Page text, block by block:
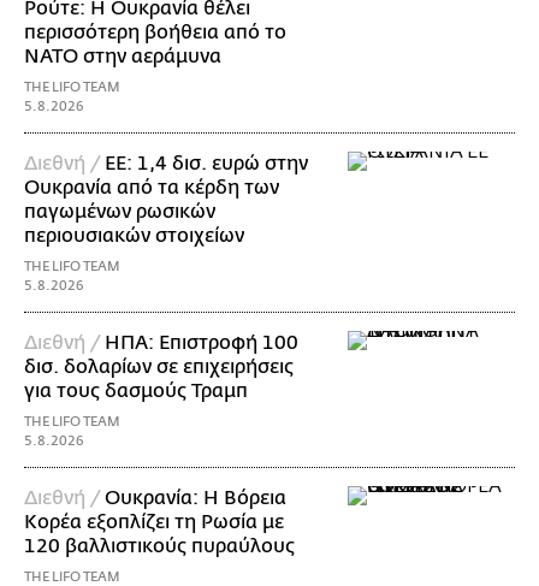
Ρούτε: Η Ουκρανία θέλει
περισσότερη βοήθεια από το
ΝΑΤΟ στην αεράμυνα
THE LIFO TEAM
5.8.2026
Διεθνή / ΕΕ: 1,4 δισ. ευρώ στην
Ουκρανία από τα κέρδη των
παγωμένων ρωσικών
περιουσιακών στοιχείων
THE LIFO TEAM
5.8.2026
Διεθνή / ΗΠΑ: Επιστροφή 100
δισ. δολαρίων σε επιχειρήσεις
για τους δασμούς Τραμπ
THE LIFO TEAM
5.8.2026
Διεθνή /Ουκρανία: Η Βόρεια
Κορέα εξοπλίζει τη Ρωσία με
120 βαλλιστικούς πυραύλους
THE LIFO TEAM